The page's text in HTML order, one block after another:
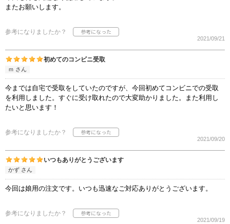
またお願いします。
参考になりましたか？
2021/09/21
初めてのコンビニ受取
ｍ さん
今までは自宅で受取をしていたのですが、今回初めてコンビニでの受取
を利用しました。すぐに受け取れたので大変助かりました。また利用し
たいと思います！
参考になりましたか？
2021/09/20
いつもありがとうございます
かず さん
今回は娘用の注文です。いつも迅速なご対応ありがとうございます。
参考になりましたか？
2021/09/19